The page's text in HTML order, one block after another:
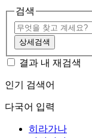
검색
상세검색
결과 내 재검색
인기 검색어
다국어 입력
히라가나